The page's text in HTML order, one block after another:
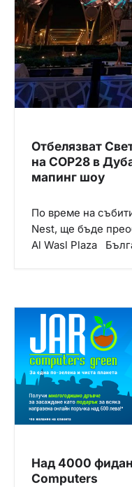
Отбелязват
на COP28 в
мапинг шоу
По време на
Nest, ще бъде
Al Wasl Plaza
Над 4000
Computers